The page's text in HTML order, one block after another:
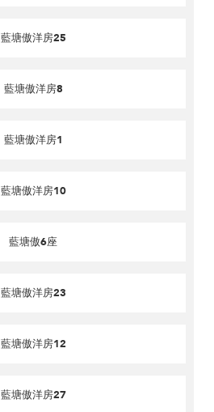
藍塘傲洋房25
藍塘傲洋房8
藍塘傲洋房1
藍塘傲洋房10
藍塘傲6座
藍塘傲洋房23
藍塘傲洋房12
藍塘傲洋房27